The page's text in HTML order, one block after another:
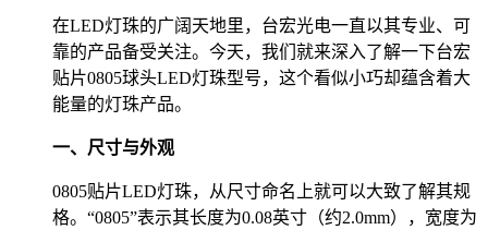
在LED灯珠的广阔天地里，台宏光电一直以其专业、可
靠的产品备受关注。今天，我们就来深入了解一下台宏
贴片0805球头LED灯珠型号，这个看似小巧却蕴含着大
能量的灯珠产品。
一、尺寸与外观
0805贴片LED灯珠，从尺寸命名上就可以大致了解其规
格。“0805”表示其长度为0.08英寸（约2.0mm），宽度为